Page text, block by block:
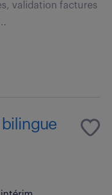
validation factures